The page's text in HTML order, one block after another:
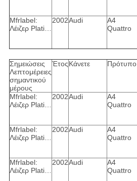
Mfrlabel:
Λέιζερ Plati…
2002Audi
A4
Quattro
Σημειώσεις
Λεπτομέρειες
σημαντικού
μέρους
ΈτοςΚάνετε Πρότυπο
Mfrlabel:
Λέιζερ Plati…
2002Audi
A4
Quattro
Mfrlabel:
Λέιζερ Plati…
2002Audi
A4
Quattro
Mfrlabel:
Λέιζερ Plati…
2002Audi
A4
Quattro